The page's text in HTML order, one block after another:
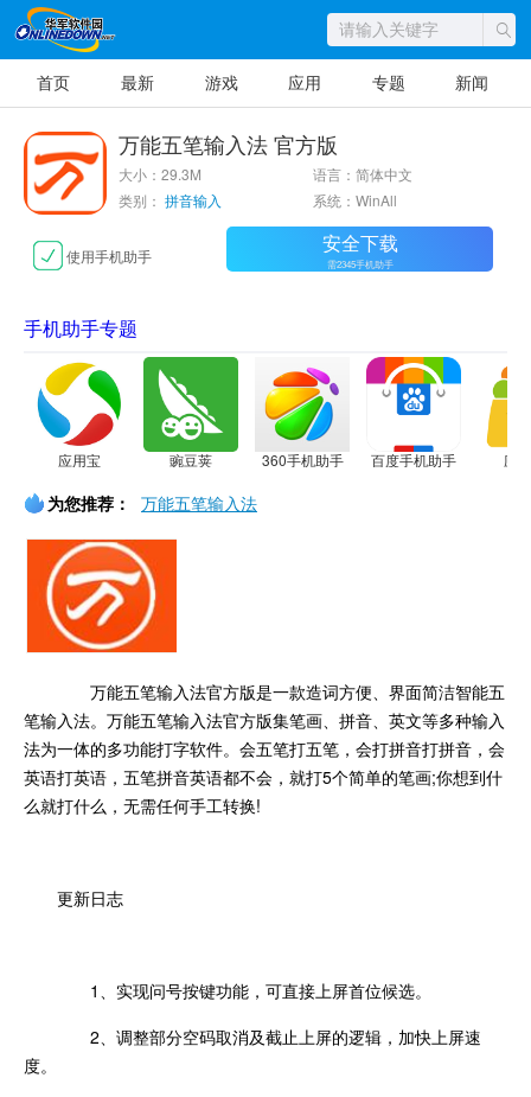
首页 最新 游戏 应用 专题 新闻
万能五笔输入法 官方版
大小：29.3M
语言：简体中文
类别： 拼音输入 系统：WinAll
使用手机助手 安全下载
需2345手机助手
手机助手专题
应用宝 豌豆荚 360手机助手 百度手机助手 应
为您推荐： 万能五笔输入法
万能五笔输入法官方版是一款造词方便、界面简洁智能五
笔输入法。万能五笔输入法官方版集笔画、拼音、英文等多种输入
法为一体的多功能打字软件。会五笔打五笔，会打拼音打拼音，会
英语打英语，五笔拼音英语都不会，就打5个简单的笔画;你想到什
么就打什么，无需任何手工转换!
更新日志
1、实现问号按键功能，可直接上屏首位候选。
2、调整部分空码取消及截止上屏的逻辑，加快上屏速
度。